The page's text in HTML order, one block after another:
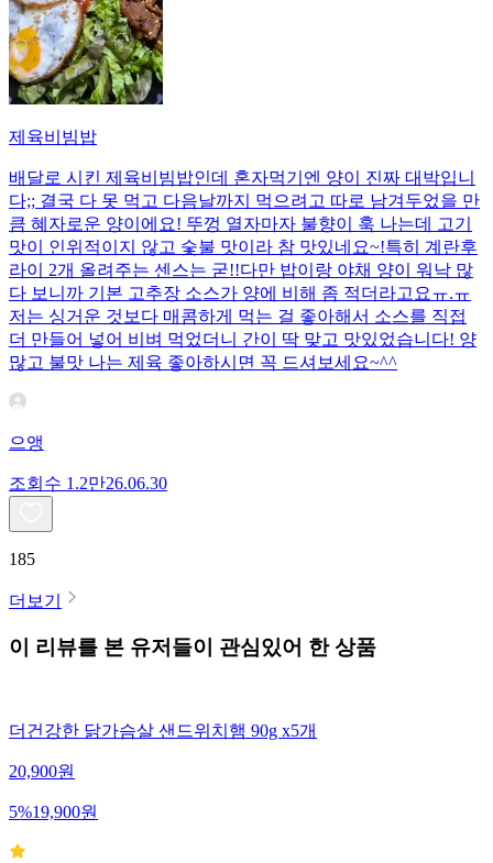
제육비빔밥
배달로 시킨 제육비빔밥인데 혼자먹기엔 양이 진짜 대박입니
다;; 결국 다 못 먹고 다음날까지 먹으려고 따로 남겨두었을 만
큼 혜자로운 양이에요! 뚜껑 열자마자 불향이 훅 나는데 고기
맛이 인위적이지 않고 숯불 맛이라 참 맛있네요~!특히 계란후
라이 2개 올려주는 센스는 굳!! ​다만 밥이랑 야채 양이 워낙 많
다 보니까 기본 고추장 소스가 양에 비해 좀 적더라고요ㅠ.ㅠ
저는 싱거운 것보다 매콤하게 먹는 걸 좋아해서 소스를 직접
더 만들어 넣어 비벼 먹었더니 간이 딱 맞고 맛있었습니다! 양
많고 불맛 나는 제육 좋아하시면 꼭 드셔보세요~^^
으앵
조회수 1.2만26.06.30
185
더보기
이 리뷰를 본 유저들이 관심있어 한 상품
더건강한 닭가슴살 샌드위치햄 90g x5개
20,900원
5%19,900원